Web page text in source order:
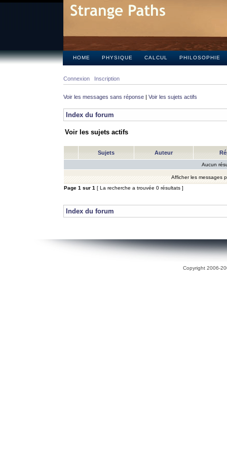
HOME PHYSIQUE CALCUL PHILOSOPHIE
Connexion Inscription
Voir les messages sans réponse | Voir les sujets actifs
Index du forum
Voir les sujets actifs
Sujets Auteur
Aucun
Afficher les messages
Page 1 sur 1 [ La recherche a trouvée 0 résultats ]
Index du forum
Copyright 2006-